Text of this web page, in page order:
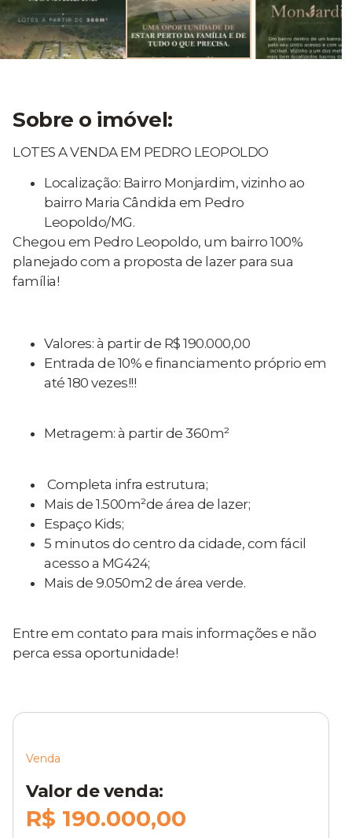
Sobre o imóvel:
LOTES A VENDA EM PEDRO LEOPOLDO
Localização: Bairro Monjardim, vizinho ao
bairro Maria Cândida em Pedro
Leopoldo/MG.
Chegou em Pedro Leopoldo, um bairro 100%
planejado com a proposta de lazer para sua
família!
Valores: à partir de R$ 190.000,00
Entrada de 10% e financiamento próprio em
até 180 vezes!!!
Metragem: à partir de 360m²
Completa infra estrutura;
Mais de 1.500m²de área de lazer;
Espaço Kids;
5 minutos do centro da cidade, com fácil
acesso a MG424;
Mais de 9.050m2 de área verde.
Entre em contato para mais informações e não
perca essa oportunidade!
Venda
Valor de venda:
R$ 190.000,00